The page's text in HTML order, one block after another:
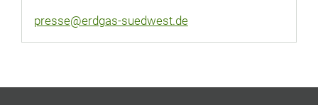
presse@erdgas-suedwest.de